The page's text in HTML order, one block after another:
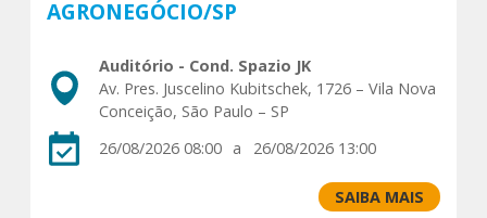
AGRONEGÓCIO/SP
Auditório - Cond. Spazio JK
Av. Pres. Juscelino Kubitschek, 1726 – Vila Nova
Conceição, São Paulo – SP
26/08/2026 08:00 a 26/08/2026 13:00
SAIBA MAIS